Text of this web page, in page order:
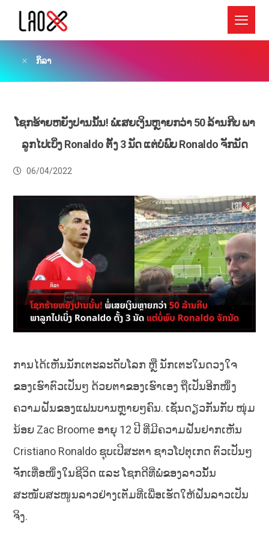
ກິລາ
ໂຊກຮ້າຍຫຍັງປານນັ້ນ! ພໍ່ເສຍເງິນຫຼາຍກວ່າ 50 ລ້ານກີບ ພາ
ລູກໄປເບິ່ງ Ronaldo ຕັ້ງ 3 ນັດ ແຕ່ບໍ່ພົບ Ronaldo ຈັກນັດ
06/04/2022
ການໄດ້ເຫັນນັກເຕະລະດັບໂລກ ຫຼື ນັກເຕະໃນດວງໃຈ
ຂອງເຮົາຕົວເປັນໆ ດ້ວຍຕາຂອງເຮົາເອງ ຖືເປັນອີກໜຶ່ງ
ຄວາມຝັນຂອງແຟນບານຫຼາຍໆຄົນ. ເຊັ່ນດຽວກັນກັບ ໜຸ່ມ
ນ້ອຍ Zac Broome ອາຍຸ 12 ປີ ທີ່ມີຄວາມຝັນຢາກເຫັນ
Cristiano Ronaldo ຊຸບເປີສະຕາ ຊາວໂປຕຸເກດ ຕົວເປັນໆ
ຈັກເທື່ອໜຶ່ງໃນຊີວິດ ແລະ ໂຊກດີທີ່ພໍ່ຂອງລາວນັ້ນ
ສະໜັບສະໜູນລາວຢ່າງເຕັມທີ່ເພື່ອເຮັດໃຫ້ຝັນລາວເປັນ
ຈິງ.